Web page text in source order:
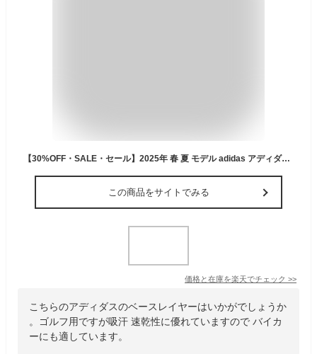
【30%OFF・SALE・セール】2025年 春 夏 モデル adidas アディダス ゴルフウェア KVH12 バックメッシュ Vネック ベースレイヤー シャツ [吸汗速乾 ストレッチ UPF 50+]（メンズ）
この商品をサイトでみる
価格と在庫を楽天でチェック >>
こちらのアディダスのベースレイヤーはいかがでしょうか
。ゴルフ用ですが吸汗 速乾性に優れていますので バイカ
ーにも適しています。